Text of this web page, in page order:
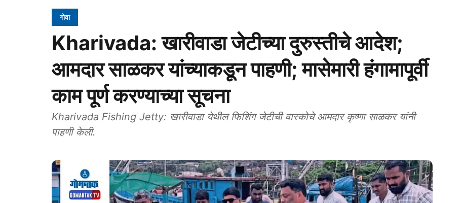
गोवा
Kharivada: खारीवाडा जेटीच्या दुरुस्तीचे आदेश;
आमदार साळकर यांच्याकडून पाहणी; मासेमारी हंगामापूर्वी
काम पूर्ण करण्याच्या सूचना
Kharivada Fishing Jetty: खारीवाडा येथील फिशिंग जेटीची वास्कोचे आमदार कृष्णा साळकर यांनी
पाहणी केली.